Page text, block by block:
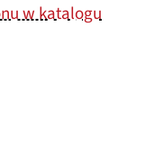
w katalogu